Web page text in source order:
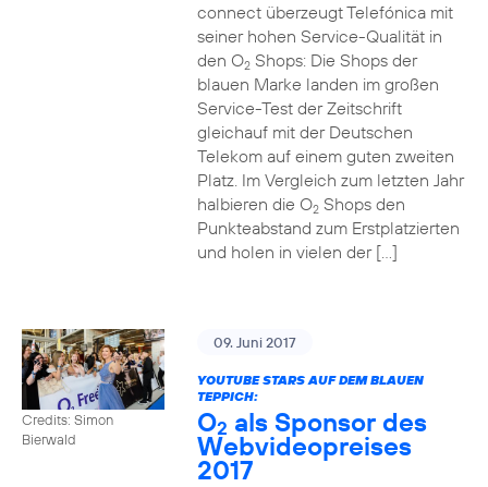
connect überzeugt Telefónica mit
seiner hohen Service-Qualität in
den O2Shops: Die Shops der
blauen Marke landen im großen
Service-Test der Zeitschrift
gleichauf mit der Deutschen
Telekom auf einem guten zweiten
Platz. Im Vergleich zum letzten Jahr
halbieren die O2Shops den
Punkteabstand zum Erstplatzierten
und holen in vielen der […]
Credits: Simon
Bierwald
09. Juni 2017
YOUTUBE STARS AUF DEM BLAUEN
TEPPICH:
O2 als Sponsor des
Webvideopreises
2017